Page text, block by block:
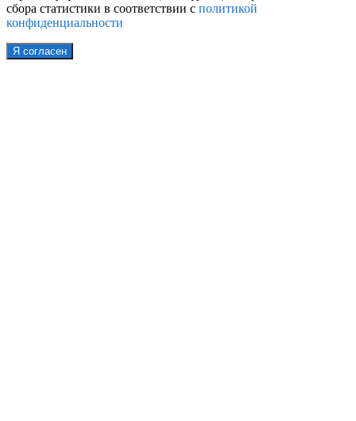
сбора статистики в соответствии с политикой
конфиденциальности
Я согласен